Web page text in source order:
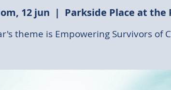
12 jun
  |
Parkside Place at the
theme is Empowering Survivors of